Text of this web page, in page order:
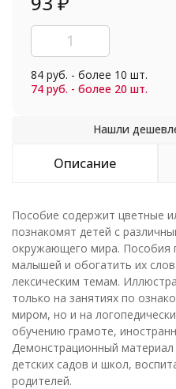
84 руб. - более 10 шт.
74 руб. - более 20 шт.
Описание
Пособие содержит цветные
познакомят детей с
окружающего мира. Пособия
малышей и обогатить их
лексическим темам.
только на занятиях по
миром, но и на
обучению грамоте,
Демонстрационный материал
детских садов и школ,
родителей.